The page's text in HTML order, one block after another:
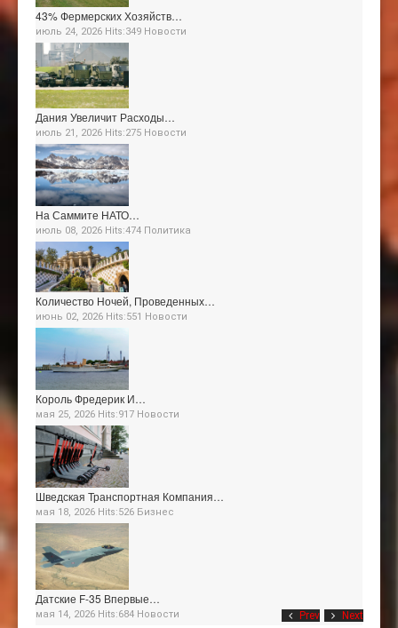
Prev Next
43% Фермерских Хозяйств…
июль 24, 2026 Hits:349 Новости
Дания Увеличит Расходы…
июль 21, 2026 Hits:275 Новости
На Саммите НАТО…
июль 08, 2026 Hits:474 Политика
Количество Ночей, Проведенных…
июнь 02, 2026 Hits:551 Новости
Король Фредерик И…
мая 25, 2026 Hits:917 Новости
Шведская Транспортная Компания…
мая 18, 2026 Hits:526 Бизнес
Датские F-35 Впервые…
мая 14, 2026 Hits:684 Новости